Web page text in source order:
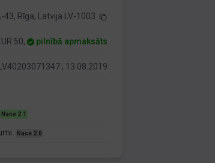
43, Rīga, Latvija LV-1003
50, pilnībā apmaksāts
LV40203071347 , 13.08.2019
Nace 2.1
Nace 2.0